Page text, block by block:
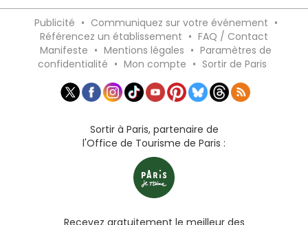
Publicité • Communiquez sur votre événement •
Référencez un établissement • FAQ / Contact
Manifeste • Mentions légales • Paramètres de
confidentialité • Mon compte • Sortir de Paris
Sortir à Paris, partenaire de
l'Office de Tourisme de Paris :
Recevez gratuitement le meilleur des